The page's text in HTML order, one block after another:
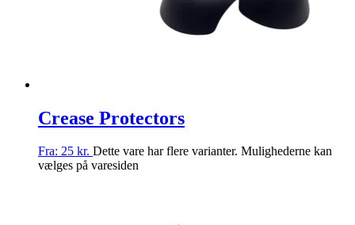
Crease Protectors
Fra: 25 kr. Dette vare har flere varianter. Mulighederne kan
vælges på varesiden